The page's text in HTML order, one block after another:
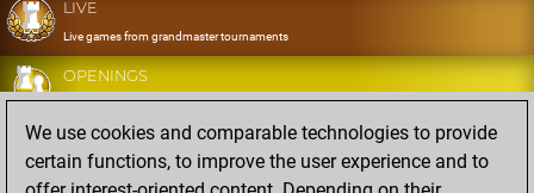
LIVE
Live games from grandmaster tournaments
OPENINGS
Develop and exercise your openings
DATABASE
Eight million strong games
We use cookies and comparable technologies to provide
certain functions, to improve the user experience and to